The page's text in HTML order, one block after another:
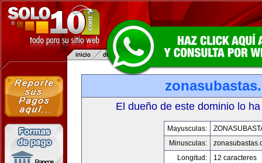
El dueño de este dominio lo
Mayusculas:
Minusculas:
Longitud:
12 caracteres